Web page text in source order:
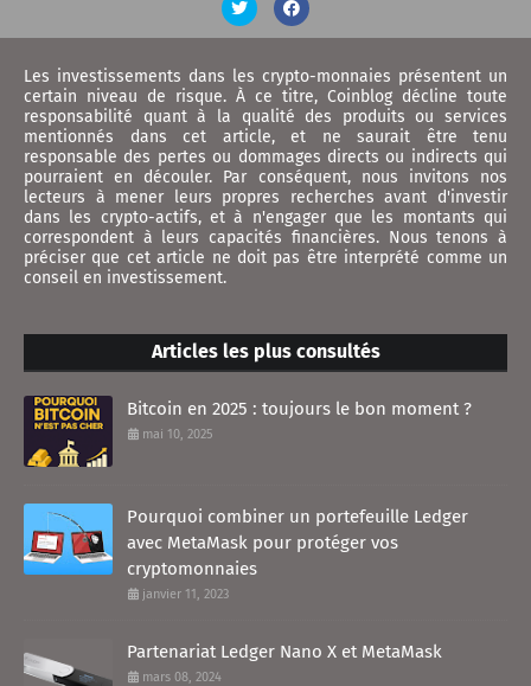
Les investissements dans les crypto-monnaies présentent un
certain niveau de risque. À ce titre, Coinblog décline toute
responsabilité quant à la qualité des produits ou services
mentionnés dans cet article, et ne saurait être tenu
responsable des pertes ou dommages directs ou indirects qui
pourraient en découler. Par conséquent, nous invitons nos
lecteurs à mener leurs propres recherches avant d'investir
dans les crypto-actifs, et à n'engager que les montants qui
correspondent à leurs capacités financières. Nous tenons à
préciser que cet article ne doit pas être interprété comme un
conseil en investissement.
Articles les plus consultés
Bitcoin en 2025 : toujours le bon moment ?
mai 10, 2025
Pourquoi combiner un portefeuille Ledger
avec MetaMask pour protéger vos
cryptomonnaies
janvier 11, 2023
Partenariat Ledger Nano X et MetaMask
mars 08, 2024